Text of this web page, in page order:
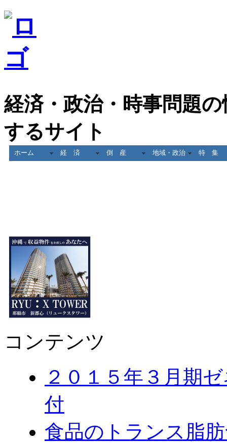
経済・政治・時事問題
するサイト
ホーム 経 済 倒 産 地域・政治 特 集
コンテンツ
２０１５年３月期
付
食品のトランス脂